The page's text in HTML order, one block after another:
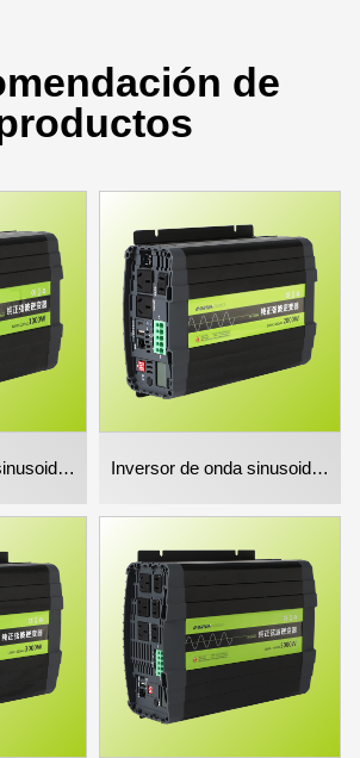
de
Inversor de onda sinusoidal pura de 1000w Inversor de onda sinusoidal pura 2000w